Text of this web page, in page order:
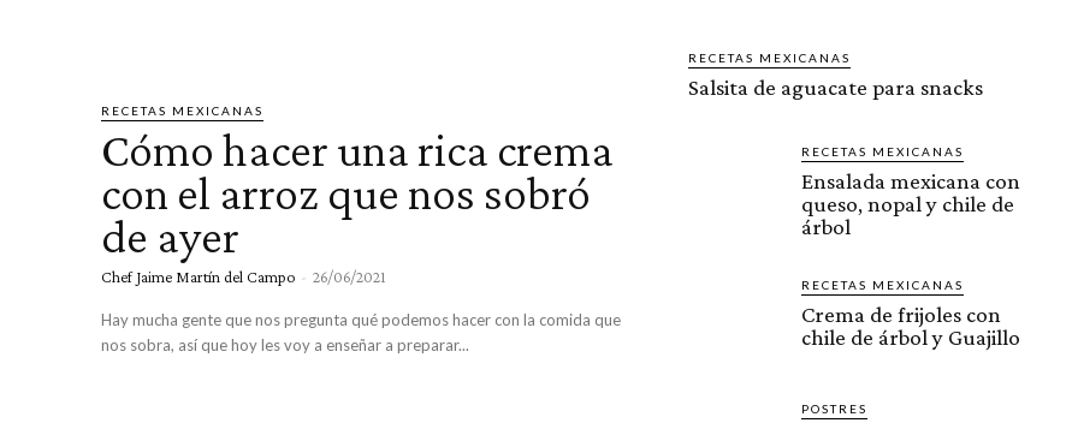
RECETAS MEXICANAS
Cómo hacer una rica crema
con el arroz que nos sobró
de ayer
Chef Jaime Martín del Campo - 26/06/2021
Hay mucha gente que nos pregunta qué podemos hacer con la comida que
nos sobra, así que hoy les voy a enseñar a preparar...
RECETAS MEXICANAS
Salsita de aguacate para snacks
RECETAS MEXICANAS
Ensalada mexicana con
queso, nopal y chile de
árbol
RECETAS MEXICANAS
Crema de frijoles con
chile de árbol y Guajillo
POSTRES